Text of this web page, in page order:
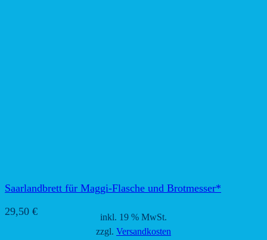
Saarlandbrett für Maggi-Flasche und Brotmesser*
29,50 €
inkl. 19 % MwSt.
zzgl. Versandkosten